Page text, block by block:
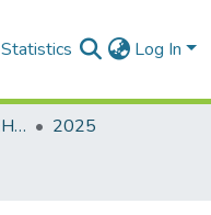
Statistics Log In
МАТЕРІАЛИ КОНФЕРЕНЦІЙ
2025